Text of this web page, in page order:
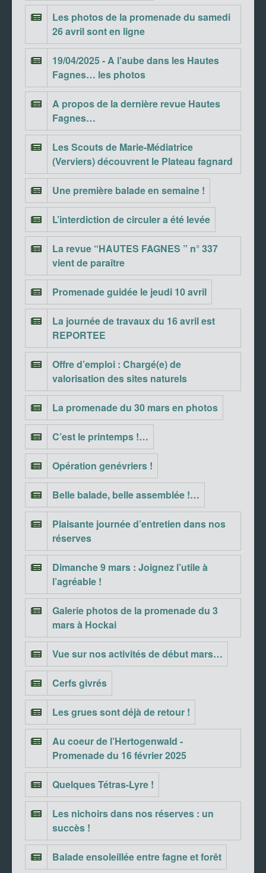
Les photos de la promenade du samedi
26 avril sont en ligne
19/04/2025 - A l’aube dans les Hautes
Fagnes… les photos
A propos de la dernière revue Hautes
Fagnes…
Les Scouts de Marie-Médiatrice
(Verviers) découvrent le Plateau fagnard
Une première balade en semaine !
L’interdiction de circuler a été levée
La revue “HAUTES FAGNES ” n° 337
vient de paraître
Promenade guidée le jeudi 10 avril
La journée de travaux du 16 avril est
REPORTEE
Offre d’emploi : Chargé(e) de
valorisation des sites naturels
La promenade du 30 mars en photos
C’est le printemps !…
Opération genévriers !
Belle balade, belle assemblée !…
Plaisante journée d’entretien dans nos
réserves
Dimanche 9 mars : Joignez l’utile à
l’agréable !
Galerie photos de la promenade du 3
mars à Hockai
Vue sur nos activités de début mars…
Cerfs givrés
Les grues sont déjà de retour !
Au coeur de l’Hertogenwald -
Promenade du 16 février 2025
Quelques Tétras-Lyre !
Les nichoirs dans nos réserves : un
succès !
Balade ensoleillée entre fagne et forêt